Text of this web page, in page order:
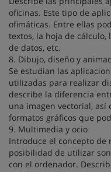
oficinas. Este tipo de
ofimáticas. Entre ellas
textos, la hoja de cálculo,
de datos, etc.
8. Dibujo, diseño y
Se estudian las
utilizadas para realizar
describe la diferencia
una imagen vectorial, así
formatos gráficos que
9. Multimedia y ocio
Introduce el concepto de
posibilidad de utilizar
con el ordenador.